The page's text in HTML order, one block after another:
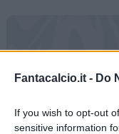
Fantacalcio.it - Do
If you wish to opt-out
sensitive information